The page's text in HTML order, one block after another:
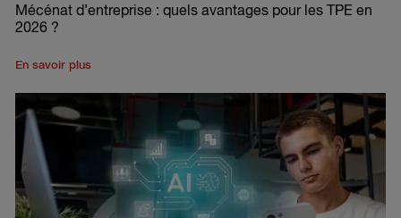
Mécénat d’entreprise : quels avantages pour les TPE en
2026 ?
En savoir plus